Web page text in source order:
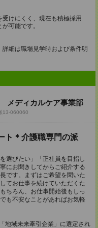
けにくく、現在も積極採用
可能です。
細は職場見学時および条件明
メディカルケア事業部
13-060060
ト＊介護職専門の派
選びたい」「正社員を目指し
にお聞きしてからご紹介する
です。まずはご希望を聞いた
てお仕事を続けていただくた
ちろん、お仕事開始後もしっ
も不安なことがあればお気軽
地域未来牽引企業」に選定され